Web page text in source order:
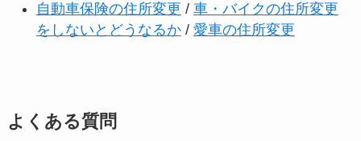
自動車保険の住所変更 / 車・バイクの住所変更
をしないとどうなるか/ 愛車の住所変更
よくある質問